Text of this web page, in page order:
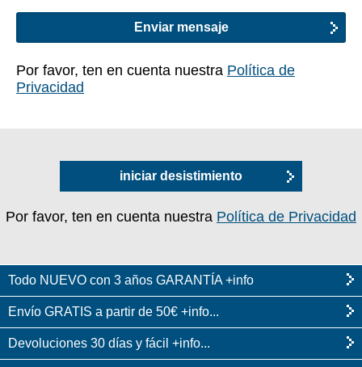
Por favor, ten en cuenta nuestra Política de
Privacidad
iniciar desistimiento
Por favor, ten en cuenta nuestra Política de Privacidad
Todo NUEVO con 3 años GARANTÍA +info
Envío GRATIS a partir de 50€ +info...
Devoluciones 30 días y fácil +info...